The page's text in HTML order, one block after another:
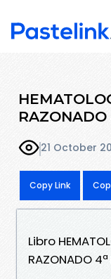
21 October
Copy Link
Libro
RAZONADO